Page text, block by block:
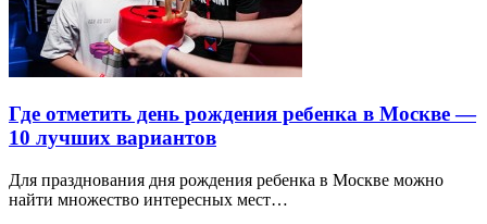
Где отметить день рождения ребенка в Москве —
10 лучших вариантов
Для празднования дня рождения ребенка в Москве можно
найти множество интересных мест…